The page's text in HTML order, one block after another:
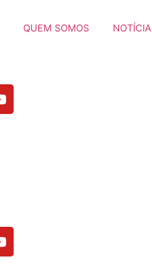
QUEM SOMOS